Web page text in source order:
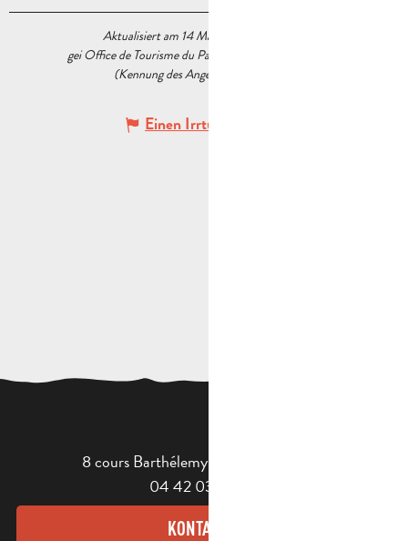
Aktualisiert am 14 März 2024 Um 14:10
gei Office de Tourisme du Pays d’Aubagne et de l’Étoile
(Kennung des Angebots :
Einen Irrtum angeben
8 cours Barthélemy - 13400 Aubagne
04 42 03 49 98
KONTAKT